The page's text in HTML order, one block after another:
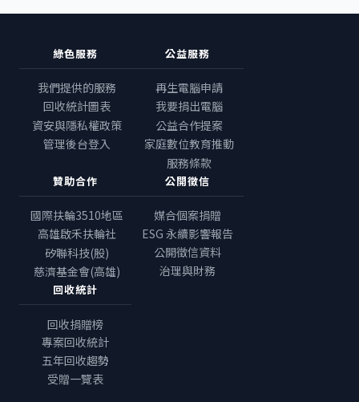
綠色服務
我們提供的服務
回收統計圖表
資安與隱私權政策
管理後台登入
公益服務
再生電腦申請
我要捐出電腦
公益合作提案
家庭數位教育推動
服務條款
贊助合作
國際扶輪3510地區
高雄啟禾扶輪社
矽聯科技(股)
慈濟基金會(高雄)
公開徵信
媒合個案捐贈
ESG 永續影響報告
公開徵信資料
治理與財務
回收統計
回收捐贈榜
專案回收統計
五年回收趨勢
受贈一覽表